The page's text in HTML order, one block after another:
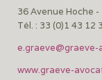
36 Avenue Hoche -
Tél. : 33 (0)1 43 12
e.graeve@graeve-
www.graeve-